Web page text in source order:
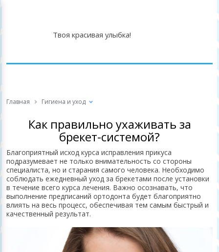
Твоя красивая улыбка!
Главная Гигиена и уход
Как правильно ухаживать за
брекет-системой?
Благоприятный исход курса исправления прикуса
подразумевает не только внимательность со стороны
специалиста, но и старания самого человека. Необходимо
соблюдать ежедневный уход за брекетами после установки
в течение всего курса лечения. Важно осознавать, что
выполнение предписаний ортодонта будет благоприятно
влиять на весь процесс, обеспечивая тем самым быстрый и
качественный результат.